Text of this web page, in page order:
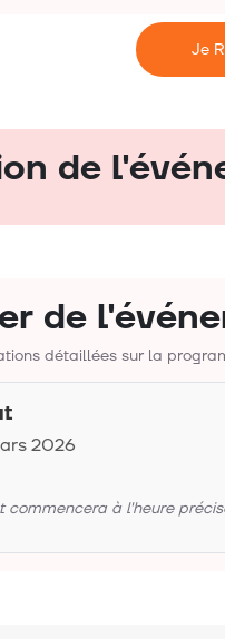
Je
de
de
détaillées sur la
2026
commencera à l'heure